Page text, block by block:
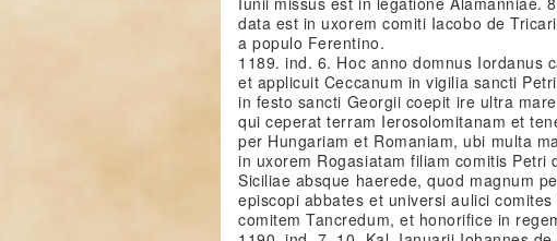
data est in uxorem comiti Iacobo de
a populo Ferentino.
1189. ind. 6. Hoc anno domnus Iordanus
et applicuit Ceccanum in vigilia sancti
in festo sancti Georgii coepit ire ultra
qui ceperat terram Ierosolomitanam et
per Hungariam et Romaniam, ubi multa
in uxorem Rogasiatam filiam comitis
Siciliae absque haerede, quod magnum
episcopi abbates et universi aulici
comitem Tancredum, et honorifice in